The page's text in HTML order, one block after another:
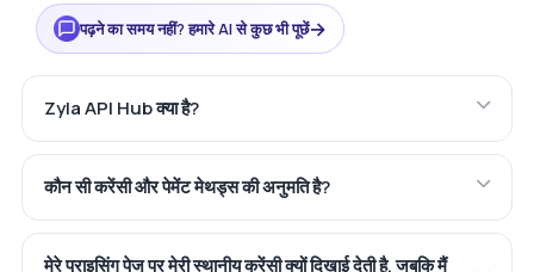
पढ़ने का समय नहीं? हमारे AI से कुछ भी पूछें→
Zyla API Hub क्या है?
कौन सी करेंसी और पेमेंट मेथड्स की अनुमति है?
मेरे प्राइसिंग पेज पर मेरी स्थानीय करेंसी क्यों दिखाई देती है, जबकि मैं